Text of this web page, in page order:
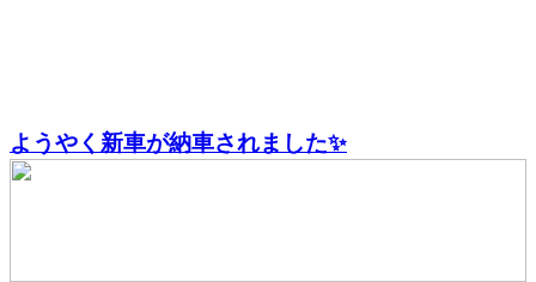
ようやく新車が納車されました✨